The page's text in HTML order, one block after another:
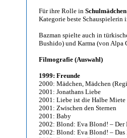
Für ihre Rolle in Schulmädchen
Kategorie beste
Bazman spielte auch in
Bushido) und Karma (von Alpa
Filmografie (Auswahl)
1999: Freunde
2000: Mädchen, Mädchen
2001: Jonathans Liebe
2001: Liebe ist die Halbe Miete
2001: Zwischen den Sternen
2001: Baby
2002: Blond: Eva Blond! – Der
2002: Blond: Eva Blond! –